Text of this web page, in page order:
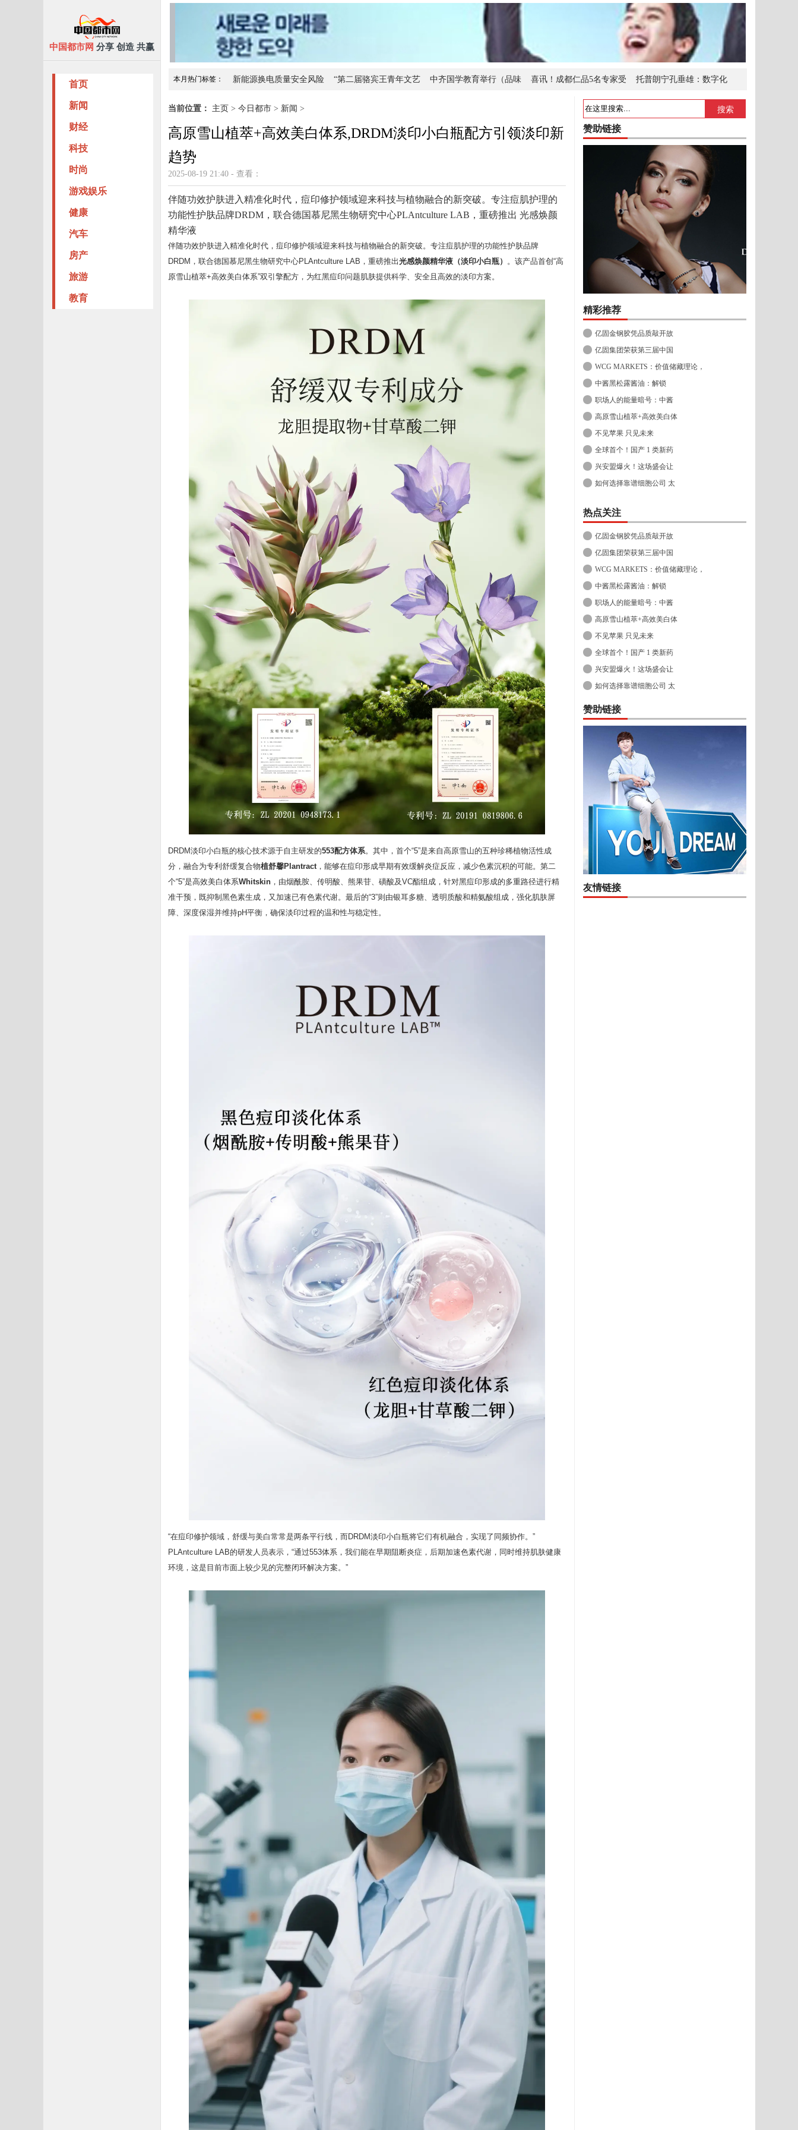
中国都市网 分享 创造 共赢
首页
新闻
财经
科技
时尚
游戏娱乐
健康
汽车
房产
旅游
教育
本月热门标签： 新能源换电质量安全风险 “第二届骆宾王青年文艺 中齐国学教育举行（品味 喜讯！成都仁品5名专家受 托普朗宁孔垂雄：数字化
VICUTU 2025旅型西服发布盛典
江西鸿音教育咨询有限公
当前位置：
主页 > 今日都市 > 新闻 >
高原雪山植萃+高效美白体系,DRDM淡印小白瓶配方引领淡印新
趋势
2025-08-19 21:40 - 查看：
伴随功效护肤进入精准化时代，痘印修护领域迎来科技与植物融合的新突破。专注痘肌护理的
功能性护肤品牌DRDM，联合德国慕尼黑生物研究中心PLAntculture LAB，重磅推出 光感焕颜
精华液
伴随功效护肤进入精准化时代，痘印修护领域迎来科技与植物融合的新突破。专注痘肌护理的功能性护肤品牌
DRDM，联合德国慕尼黑生物研究中心PLAntculture LAB，重磅推出光感焕颜精华液（淡印小白瓶） 。该产品首创“高
原雪山植萃+高效美白体系”双引擎配方，为红黑痘印问题肌肤提供科学、安全且高效的淡印方案。
DRDM淡印小白瓶的核心技术源于自主研发的553配方体系。其中，首个“5”是来自高原雪山的五种珍稀植物活性成
分，融合为专利舒缓复合物植舒馨Plantract，能够在痘印形成早期有效缓解炎症反应，减少色素沉积的可能。第二
个“5”是高效美白体系Whitskin ，由烟酰胺、传明酸、熊果苷、磺酸及VC酯组成，针对黑痘印形成的多重路径进行精
准干预，既抑制黑色素生成，又加速已有色素代谢。最后的“3”则由银耳多糖、透明质酸和精氨酸组成，强化肌肤屏
障、深度保湿并维持pH平衡，确保淡印过程的温和性与稳定性。
“在痘印修护领域，舒缓与美白常常是两条平行线，而DRDM淡印小白瓶将它们有机融合，实现了同频协作。”
PLAntculture LAB的研发人员表示，“通过553体系，我们能在早期阻断炎症，后期加速色素代谢，同时维持肌肤健康
环境，这是目前市面上较少见的完整闭环解决方案。”
搜索
赞助链接
精彩推荐
亿固金钢胶凭品质敲开故
亿固集团荣获第三届中国
WCG MARKETS：价值储藏理论，
中酱黑松露酱油：解锁
职场人的能量暗号：中酱
高原雪山植萃+高效美白体
不见苹果 只见未来
全球首个！国产 1 类新药
兴安盟爆火！这场盛会让
如何选择靠谱细胞公司 太
热点关注
亿固金钢胶凭品质敲开故
亿固集团荣获第三届中国
WCG MARKETS：价值储藏理论，
中酱黑松露酱油：解锁
职场人的能量暗号：中酱
高原雪山植萃+高效美白体
不见苹果 只见未来
全球首个！国产 1 类新药
兴安盟爆火！这场盛会让
如何选择靠谱细胞公司 太
赞助链接
友情链接